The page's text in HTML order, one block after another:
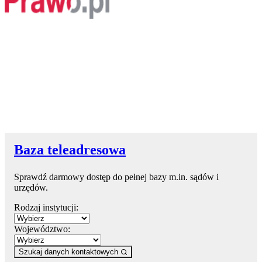
Baza teleadresowa
Sprawdź darmowy dostęp do pełnej bazy m.in. sądów i
urzędów.
Rodzaj instytucji:
Województwo:
Szukaj danych kontaktowych